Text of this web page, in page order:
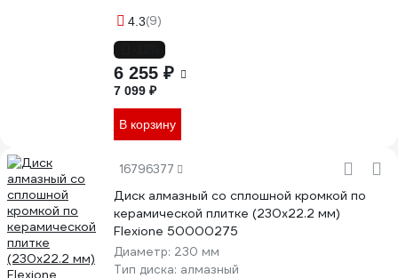
4.3(9)
6 255 ₽
7 099 ₽
В корзину
16796377
Диск алмазный со сплошной кромкой по
керамической плитке (230х22.2 мм)
Flexione 50000275
Диаметр: 230 мм
Тип диска: алмазный